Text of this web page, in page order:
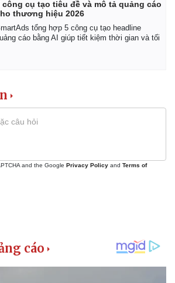
công cụ tạo tiêu đề và mô tả quảng cáo
thương hiệu 2026
tổng hợp 5 công cụ tạo headline
cáo bằng AI giúp tiết kiệm thời gian và tối
and the Google Privacy Policy and Terms of